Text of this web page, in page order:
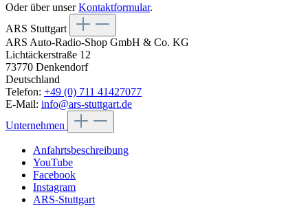
Oder über unserKontaktformular.
ARS Stuttgart
ARS Auto-Radio-Shop GmbH & Co. KG
Lichtäckerstraße 12
73770 Denkendorf
Deutschland
Telefon: +49 (0) 711 41427077
E-Mail: info@ars-stuttgart.de
Unternehmen
Anfahrtsbeschreibung
YouTube
Facebook
Instagram
ARS-Stuttgart